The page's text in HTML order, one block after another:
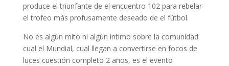
produce el triunfante de el encuentro 102 para rebelar
el trofeo más profusamente deseado de el fútbol.
No es algún mito ni algún intimo sobre la comunidad
cual el Mundial, cual llegan a convertirse en focos de
luces cuestión completo 2 años, es el evento